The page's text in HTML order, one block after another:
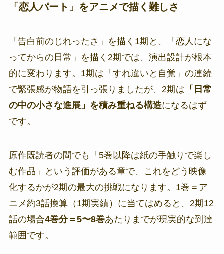
「恋人パート」をアニメで描く難しさ
「告白前のじれったさ」を描く1期と、「恋人にな
ってからの日常」を描く2期では、演出設計が根本
的に変わります。1期は「すれ違いと自覚」の連続
で緊張感が物語を引っ張りましたが、2期は 「日常
の中の小さな進展」を積み重ねる構造になるはず
です。
原作既読者の間でも「5巻以降は紙の手触りで楽し
む作品」という評価がある章で、これをどう映像
化するかが2期の最大の挑戦になります。1巻＝ア
ニメ約3話換算（1期実績）に当てはめると、2期12
話の場合4巻分＝5〜8巻あたりまでが現実的な到達
範囲です。